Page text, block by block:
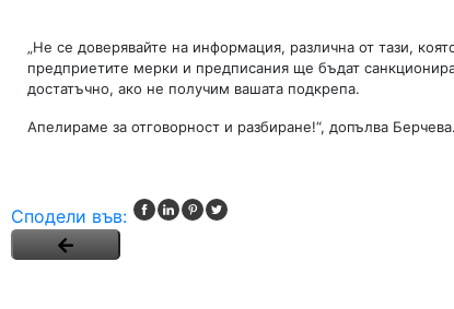
„Не се доверявайте на информация, различна от тази,
предприетите мерки и предписания ще бъдат
достатъчно, ако не получим вашата подкрепа.
Апелираме за отговорност и разбиране!“, допълва Берчева.
Сподели във: